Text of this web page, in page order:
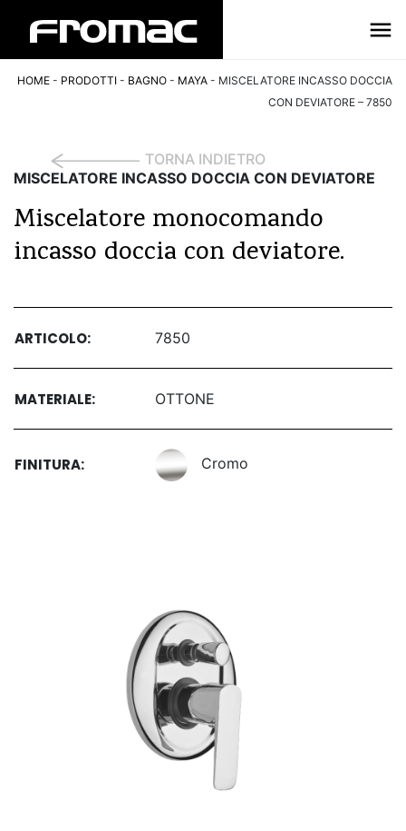
HOME - PRODOTTI - BAGNO - MAYA - MISCELATORE INCASSO DOCCIA
CON DEVIATORE – 7850
TORNA INDIETRO
MISCELATORE INCASSO DOCCIA CON DEVIATORE
Miscelatore monocomando
incasso doccia con deviatore.
ARTICOLO: 7850
MATERIALE: OTTONE
FINITURA: Cromo